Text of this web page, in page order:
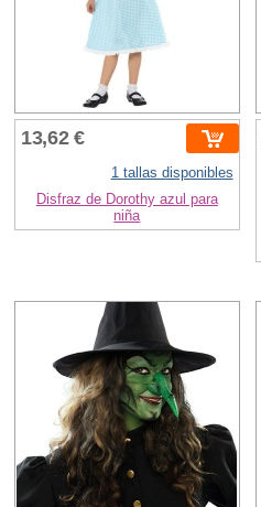
13,62 €
1 tallas disponibles
Disfraz de Dorothy azul para
niña